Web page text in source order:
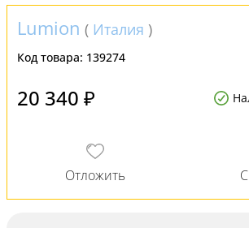
Lumion ( Италия )
Код товара: 139274
20 340 ₽